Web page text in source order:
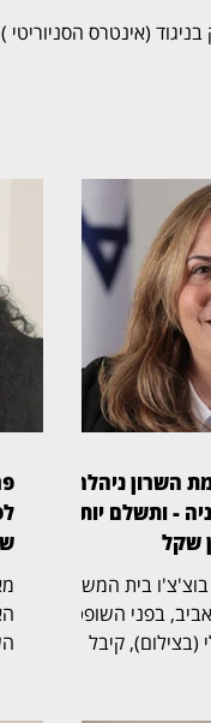
(אינטרס הסניוריטי )
השרון ניהלה
- ותשלם יותר
שקל
מאת: שלמה בוצ'צ'ו בית המשפט
בפני השופטת
(בצילום), קיבל